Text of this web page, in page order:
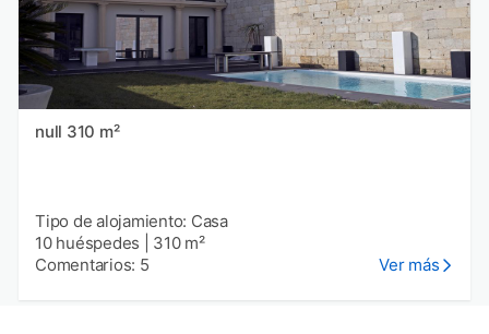
null 310 m²
Tipo de alojamiento: Casa
10 huéspedes
310 m²
Comentarios: 5
Ver más